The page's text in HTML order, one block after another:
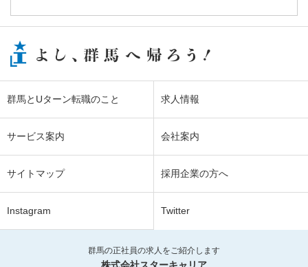
群馬とUターン転職のこと 求人情報
サービス案内 会社案内
サイトマップ 採用企業の方へ
Instagram Twitter
群馬の正社員の求人をご紹介します